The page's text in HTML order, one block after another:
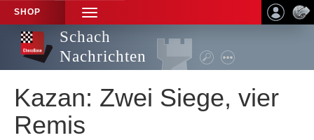
SHOP
TOGGLE
NAVIGATION
Schach
Nachrichten
Kazan: Zwei Siege, vier
Remis